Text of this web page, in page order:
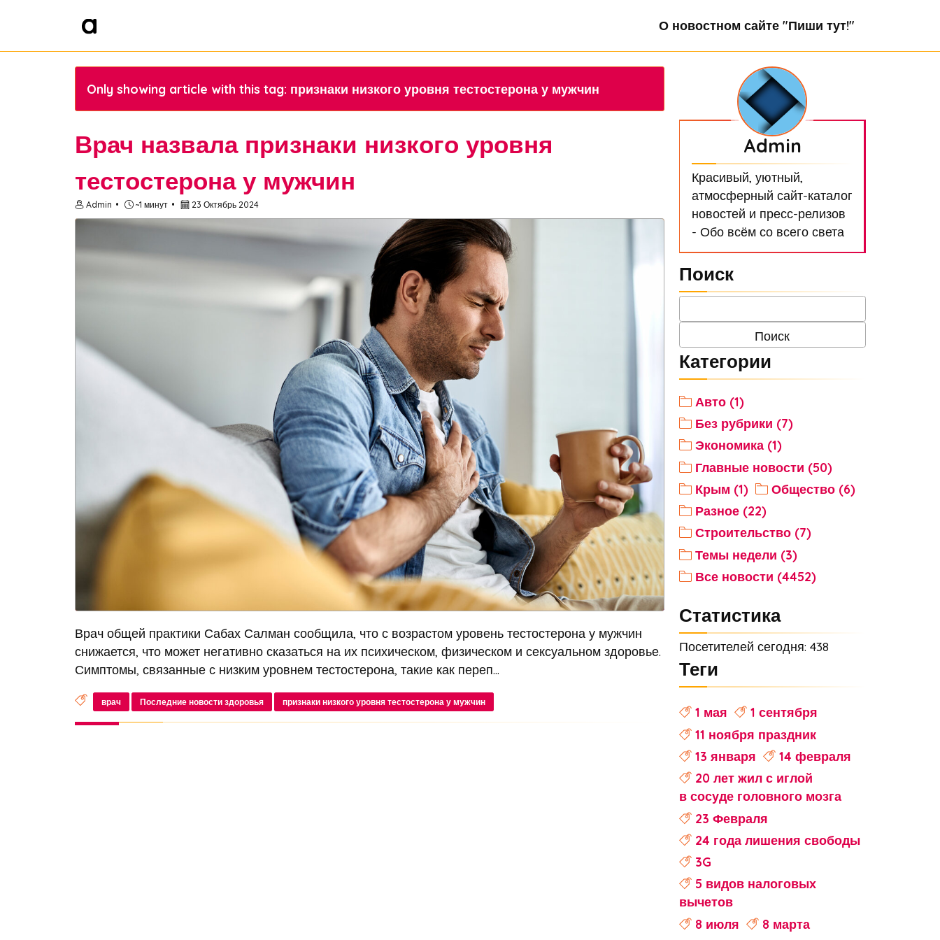
О новостном сайте "Пиши тут!"
Only showing article with this tag: признаки низкого уровня тестостерона у мужчин
Врач назвала признаки низкого уровня
тестостерона у мужчин
Admin ~1 минут 23 Октябрь 2024
Врач общей практики Сабах Салман сообщила, что с возрастом уровень тестостерона у мужчин
снижается, что может негативно сказаться на их психическом, физическом и сексуальном здоровье.
Симптомы, связанные с низким уровнем тестостерона, такие как переп...
врач Последние новости здоровья признаки низкого уровня тестостерона у мужчин
Admin
Красивый, уютный,
атмосферный сайт-каталог
новостей и пресс-релизов
- Обо всём со всего света
Поиск
Категории
Авто (1)
Без рубрики (7)
Экономика (1)
Главные новости (50)
Крым (1)
Общество (6)
Разное (22)
Строительство (7)
Темы недели (3)
Все новости (4452)
Статистика
Посетителей сегодня: 438
Теги
1 мая
1 сентября
11 ноября праздник
13 января
14 февраля
20 лет жил с иглой
в сосуде головного мозга
23 Февраля
24 года лишения свободы
3G
5 видов налоговых
вычетов
8 июля
8 марта